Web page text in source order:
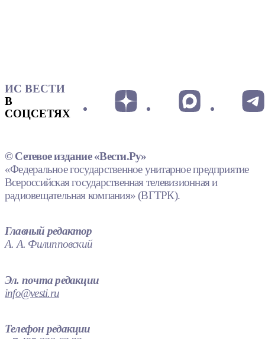
ИС ВЕСТИ
В
СОЦСЕТЯХ
© Сетевое издание «Вести.Ру»
«Федеральное государственное унитарное предприятие
Всероссийская государственная телевизионная и
радиовещательная компания» (ВГТРК).
Главный редактор
А. А. Филипповский
Эл. почта редакции
info@vesti.ru
Телефон редакции